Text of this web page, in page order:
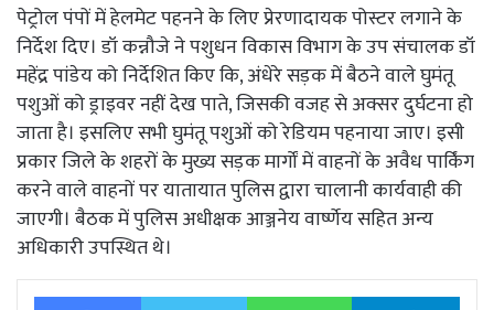
पेट्रोल पंपों में हेलमेट पहनने के लिए प्रेरणादायक पोस्टर लगाने के
निर्देश दिए। डॉ कन्नौजे ने पशुधन विकास विभाग के उप संचालक डॉ
महेंद्र पांडेय को निर्देशित किए कि, अंधेरे सड़क में बैठने वाले घुमंतू
पशुओं को ड्राइवर नहीं देख पाते, जिसकी वजह से अक्सर दुर्घटना हो
जाता है। इसलिए सभी घुमंतू पशुओं को रेडियम पहनाया जाए। इसी
प्रकार जिले के शहरों के मुख्य सड़क मार्गों में वाहनों के अवैध पार्किंग
करने वाले वाहनों पर यातायात पुलिस द्वारा चालानी कार्यवाही की
जाएगी। बैठक में पुलिस अधीक्षक आञ्जनेय वार्ष्णेय सहित अन्य
अधिकारी उपस्थित थे।
Facebook Twitter WhatsApp